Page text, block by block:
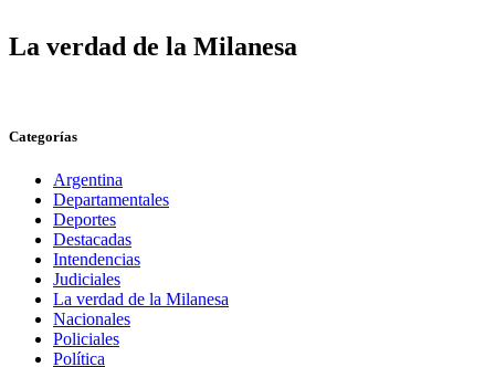
La verdad de la Milanesa
Categorías
Argentina
Departamentales
Deportes
Destacadas
Intendencias
Judiciales
La verdad de la Milanesa
Nacionales
Policiales
Política